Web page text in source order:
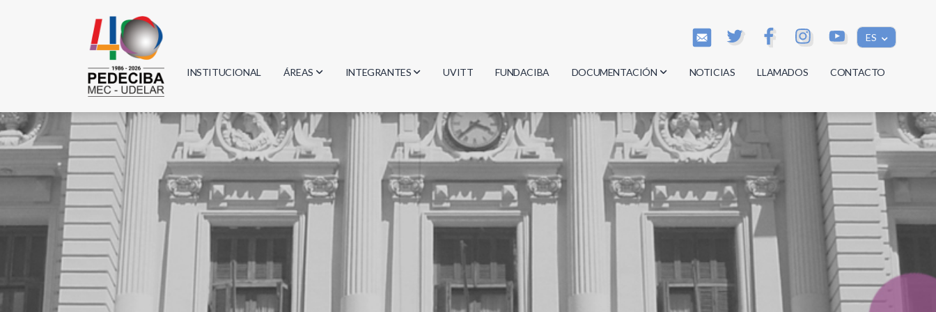
ES
INSTITUCIONAL ÁREAS
Biología
Física
Geociencias
Informática
Matemática
INTEGRANTES
Investigadores
Estudiantes
Egresados
UVITT FUNDACIBA DOCUMENTACIÓN
Actas
Reglamentos
Documentos
NOTICIAS LLAMADOS CONTACTO